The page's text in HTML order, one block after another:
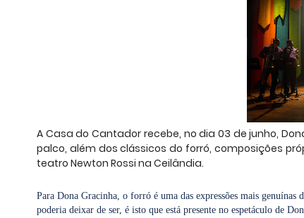
A Casa do Cantador recebe, no dia 03 de junho,
palco, além dos clássicos do forró, composições
teatro Newton Rossi na Ceilândia.
Para Dona Gracinha, o forró é uma das expressões mais
poderia deixar de ser, é isto que está presente no espetáculo de